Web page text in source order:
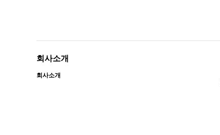
회사소개
회사소개